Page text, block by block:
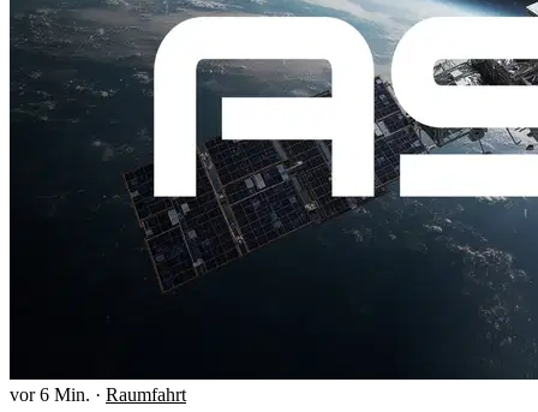
vor 6 Min. · Raumfahrt